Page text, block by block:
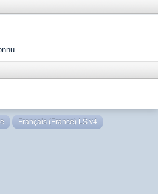
Français (France) LS v4